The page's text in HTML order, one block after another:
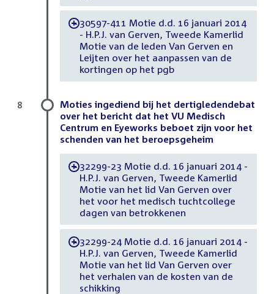
-30597-411 Motie d.d. 16 januari 2014
- H.P.J. van Gerven, Tweede Kamerlid
Motie van de leden Van Gerven en
Leijten over het aanpassen van de
kortingen op het pgb
Moties ingediend bij het dertigledendebat
over het bericht dat het VU Medisch
Centrum en Eyeworks beboet zijn voor het
schenden van het beroepsgeheim
-32299-23 Motie d.d. 16 januari 2014 -
H.P.J. van Gerven, Tweede Kamerlid
Motie van het lid Van Gerven over
het voor het medisch tuchtcollege
dagen van betrokkenen
-32299-24 Motie d.d. 16 januari 2014 -
H.P.J. van Gerven, Tweede Kamerlid
Motie van het lid Van Gerven over
het verhalen van de kosten van de
schikking
8